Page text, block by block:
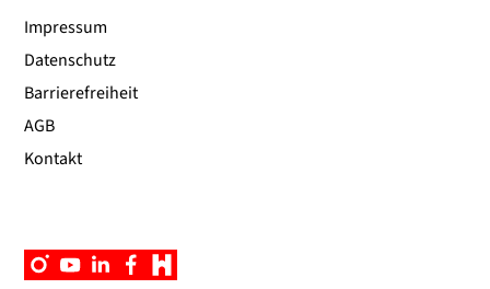
Impressum
Datenschutz
Barrierefreiheit
AGB
Kontakt
Instagram
YouTubeLinkedinFacebookCampus